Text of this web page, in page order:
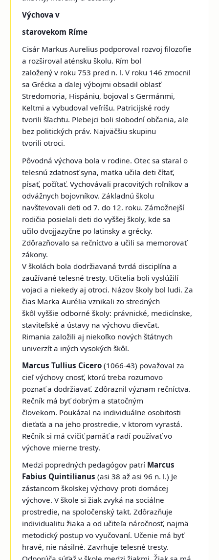
Výchova v
starovekom Ríme
Cisár Markus Aurelius podporoval rozvoj filozofie
a rozširoval aténsku školu. Rím bol
založený v roku 753 pred n. l. V roku 146 zmocnil
sa Grécka a ďalej výbojmi obsadil oblasť
Stredomoria, Hispániu, bojoval s Germánmi,
Keltmi a vybudoval veľríšu. Patricijské rody
tvorili šľachtu. Plebejci boli slobodní občania, ale
bez politických práv. Najväčšiu skupinu
tvorili otroci.
Pôvodná výchova bola v rodine. Otec sa staral o
telesnú zdatnosť syna, matka učila deti čítať,
písať, počítať. Vychovávali pracovitých roľníkov a
odvážnych bojovníkov. Základnú školu
navštevovali deti od 7. do 12. roku. Zámožnejší
rodičia posielali deti do vyššej školy, kde sa
učilo dvojjazyčne po latinsky a grécky.
Zdôrazňovalo sa rečníctvo a učili sa memorovať
zákony.
V školách bola dodržiavaná tvrdá disciplína a
zaužívané telesné tresty. Učitelia boli vyslúžilí
vojaci a niekedy aj otroci. Názov školy bol ludi. Za
čias Marka Aurélia vznikali zo stredných
škôl vyššie odborné školy: právnické, medicínske,
staviteľské a ústavy na výchovu dievčat.
Rimania založili aj niekoľko nových štátnych
univerzít a iných vysokých škôl.
Marcus Tullius Cicero (1066-43) považoval za
cieľ výchovy cnosť, ktorú treba rozumovo
poznať a dodržiavať. Zdôraznil význam rečníctva.
Rečník má byť dobrým a statočným
človekom. Poukázal na individuálne osobitosti
dieťaťa a na jeho prostredie, v ktorom vyrastá.
Rečník si má cvičiť pamäť a radí používať vo
výchove mierne tresty.
Medzi popredných pedagógov patrí Marcus
Fabius Quintilianus (asi 38 až asi 96 n. l.) Je
zástancom školskej výchovy proti domácej
výchove. V škole si žiak zvyká na sociálne
prostredie, na spoločenský takt. Zdôrazňuje
individualitu žiaka a od učiteľa náročnosť, najmä
metodický postup vo vyučovaní. Učenie má byť
hravé, nie násilné. Zavrhuje telesné tresty.